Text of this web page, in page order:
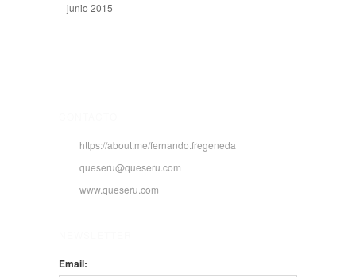
junio 2015
https://about.me/fernando.fregeneda
queseru@queseru.com
www.queseru.com
Email: